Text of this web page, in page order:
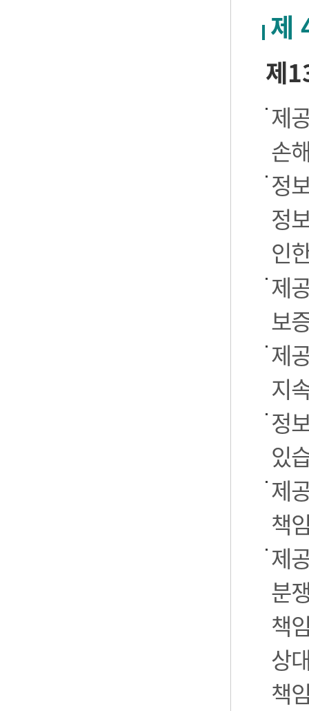
제
제
제
손
정
정
인
제
보
제
지
정
있
제
책
제
분
책
상
책